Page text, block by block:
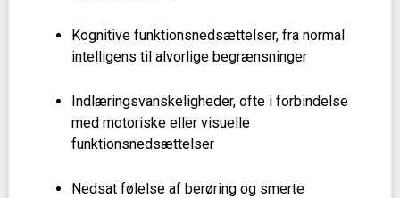
Kognitive funktionsnedsættelser, fra normal
intelligens til alvorlige begrænsninger
Indlæringsvanskeligheder, ofte i forbindelse
med motoriske eller visuelle
funktionsnedsættelser
Nedsat følelse af berøring og smerte